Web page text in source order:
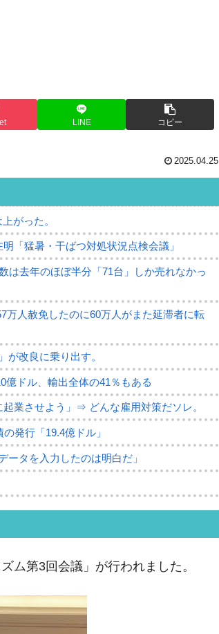
LINE コピー
2025.04.25
がった。
「猛暑・干ばつ対処状況点検会議」
は去年のほぼ半分「71台」しか売れなかっ
人赦免したのに60万人がまた延滞者に転
が改良に乗り出す。
億ドル、輸出全体の41％もある
業させよう」⇒ どんな雇用対策だソレ。
発行「19.4億ドル」
タを入力したのは明白だ」
海外資金の動きに強く左右される状態
った恐るべき株価操作であり、空前の国政
ム第3回会議」が行われました。